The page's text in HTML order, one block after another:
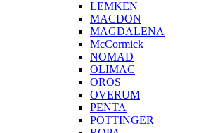
LEMKEN
MACDON
MAGDALENA
McCormick
NOMAD
OLIMAC
OROS
OVERUM
PENTA
POTTINGER